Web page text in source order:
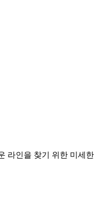
라인을 찾기 위한 미세한